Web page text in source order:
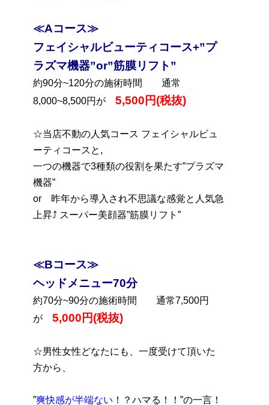
≪Aコース≫
フェイシャルビューティコース+”プ
ラズマ機器”or”筋膜リフト”
約90分~120分の施術時間 通常
8,000~8,500円が 5,500円(税抜)
☆当店不動の人気コース フェイシャルビュ
ーティコースと,
一つの機器で3種類の役割を果たす”プラズマ
機器”
or 昨年から導入され不思議な感覚と人気急
上昇⤴ スーパー美顔器”筋膜リフト”
≪Bコース≫
ヘッドメニュー70分
約70分~90分の施術時間 通常7,500円
が 5,000円(税抜)
☆男性女性どなたにも、一度受けて頂いた
方から、
”爽快感が半端ない ！？ハマる！！”の一言！